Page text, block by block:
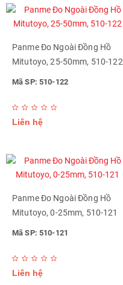
Panme Đo Ngoài Đồng Hồ
Mitutoyo, 25-50mm, 510-122
Mã SP: 510-122
Liên hệ
Panme Đo Ngoài Đồng Hồ
Mitutoyo, 0-25mm, 510-121
Mã SP: 510-121
Liên hệ